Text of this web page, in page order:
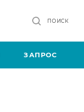
ПОИСК
ЗАПРОС